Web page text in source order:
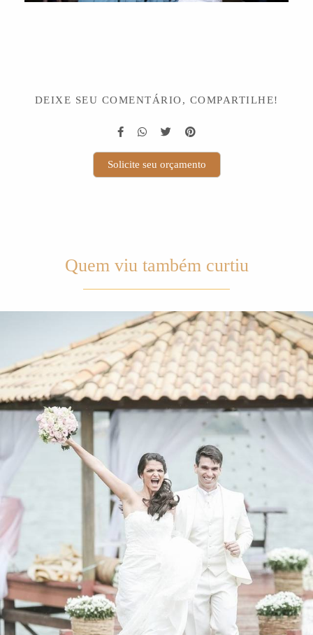
DEIXE SEU COMENTÁRIO, COMPARTILHE!
Solicite seu orçamento
Quem viu também curtiu